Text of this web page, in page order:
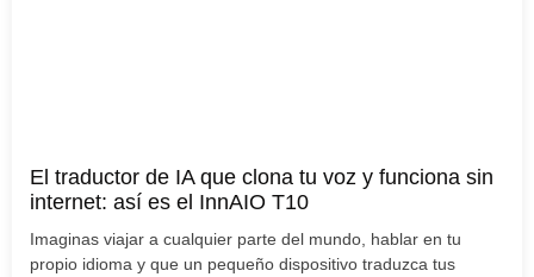
El traductor de IA que clona tu voz y funciona sin
internet: así es el InnAIO T10
Imaginas viajar a cualquier parte del mundo, hablar en tu
propio idioma y que un pequeño dispositivo traduzca tus